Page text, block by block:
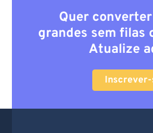
Quer
grandes sem filas
Atualize